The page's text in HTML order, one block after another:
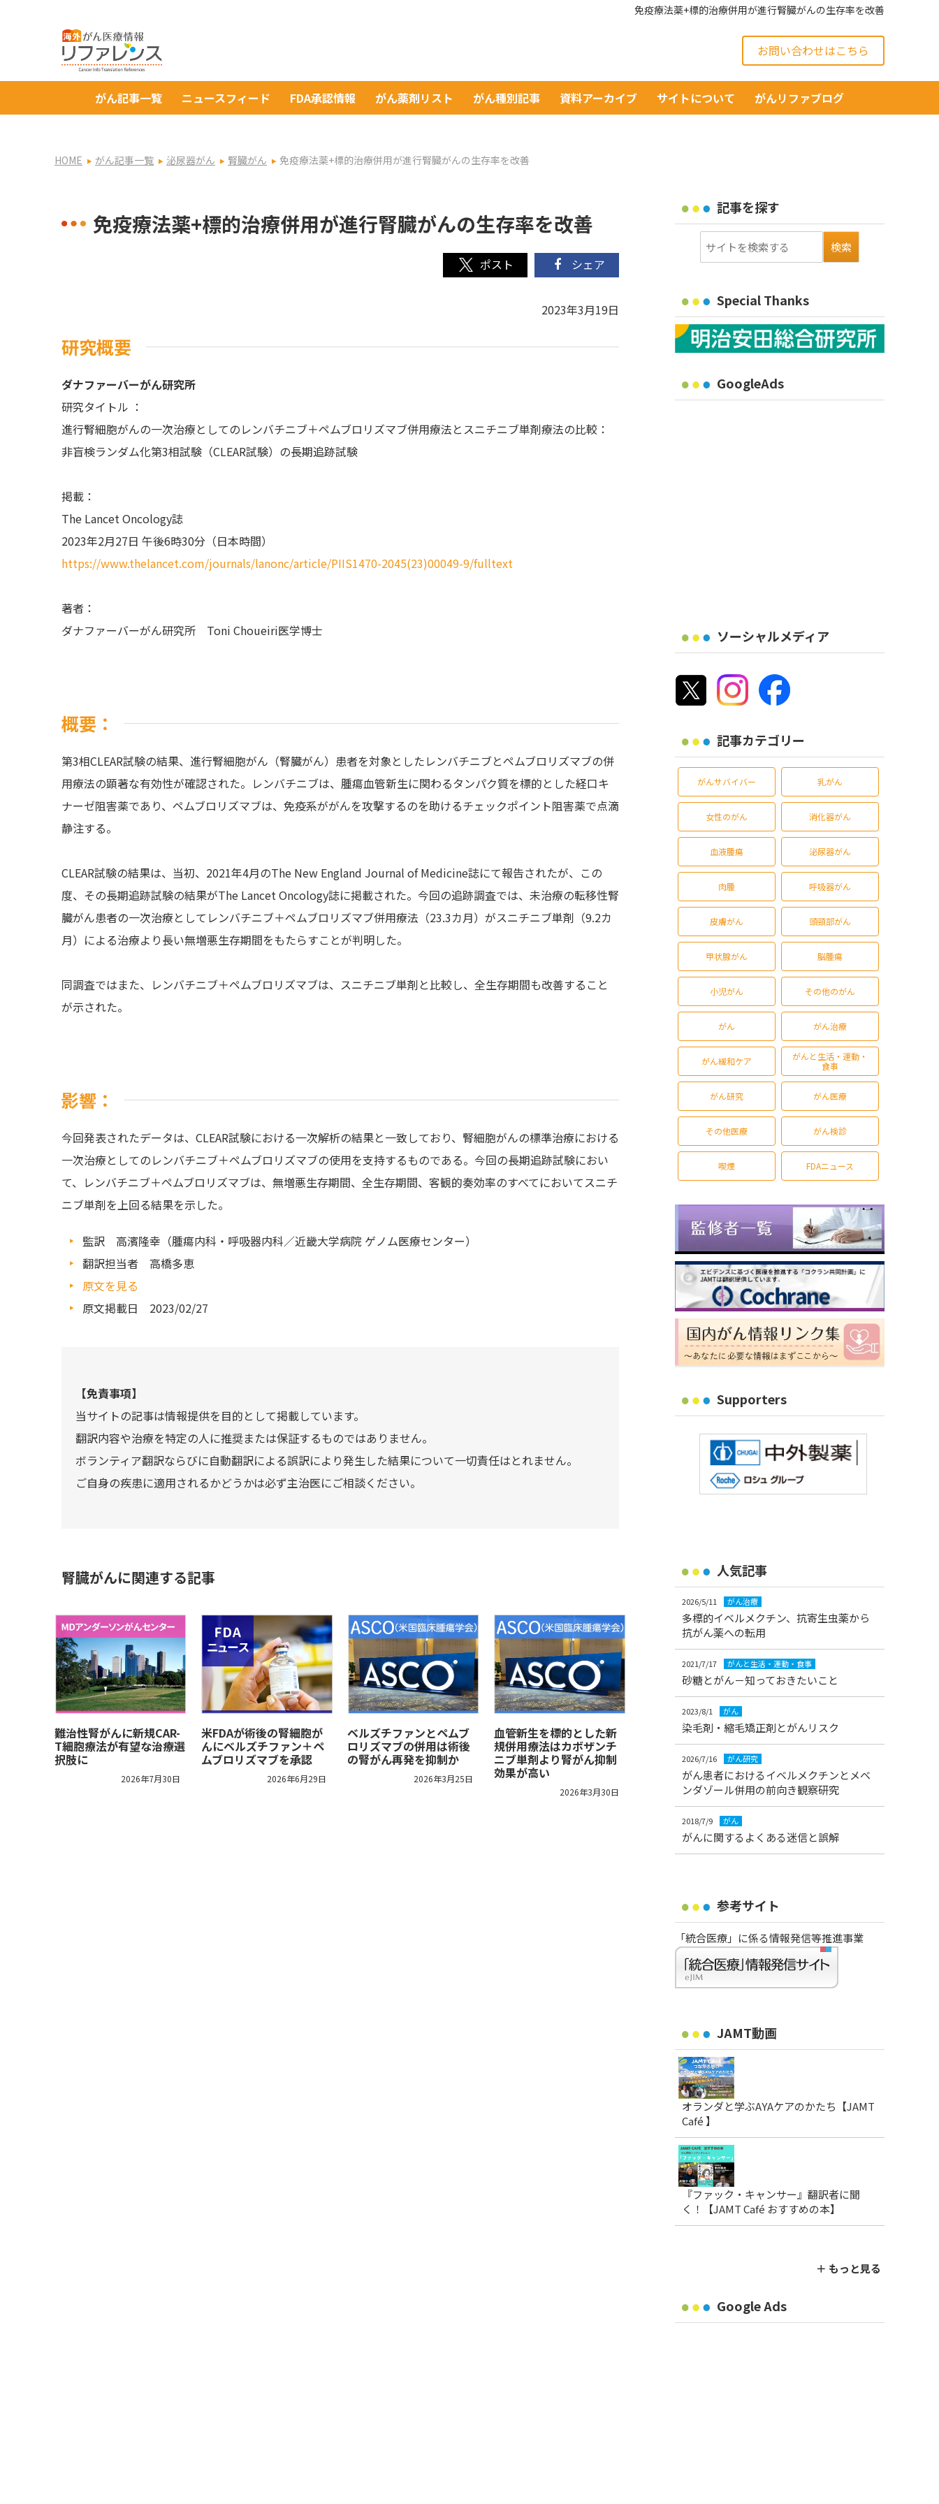
免疫療法薬+標的治療併用が進行腎臓がんの生存率を改善
お問い合わせはこちら
がん記事一覧 ニュースフィード FDA承認情報 がん薬剤リスト がん種別記事 資料アーカイブ サイトについて がんリファブログ
HOME がん記事一覧 泌尿器がん 腎臓がん 免疫療法薬+標的治療併用が進行腎臓がんの生存率を改善
免疫療法薬+標的治療併用が進行腎臓がんの生存率を改善
シェア
2023年3月19日
研究概要
ダナファーバーがん研究所
研究タイトル ：
進行腎細胞がんの一次治療としてのレンバチニブ＋ペムブロリズマブ併用療法とスニチニブ単剤療法の比較：
非盲検ランダム化第3相試験（CLEAR試験）の長期追跡試験
掲載：
The Lancet Oncology誌
2023年2月27日 午後6時30分（日本時間）
https://www.thelancet.com/journals/lanonc/article/PIIS1470-2045(23)00049-9/fulltext
著者：
ダナファーバーがん研究所 Toni Choueiri医学博士
概要：
第3相CLEAR試験の結果、進行腎細胞がん（腎臓がん）患者を対象としたレンバチニブとペムブロリズマブの併
用療法の顕著な有効性が確認された。レンバチニブは、腫瘍血管新生に関わるタンパク質を標的とした経口キ
ナーゼ阻害薬であり、ペムブロリズマブは、免疫系ががんを攻撃するのを助けるチェックポイント阻害薬で点滴
静注する。
CLEAR試験の結果は、当初、2021年4月のThe New England Journal of Medicine誌にて報告されたが、この
度、その長期追跡試験の結果がThe Lancet Oncology誌に掲載された。今回の追跡調査では、未治療の転移性腎
臓がん患者の一次治療としてレンバチニブ＋ペムブロリズマブ併用療法（23.3カ月）がスニチニブ単剤（9.2カ
月）による治療より長い無増悪生存期間をもたらすことが判明した。
同調査ではまた、レンバチニブ＋ペムブロリズマブは、スニチニブ単剤と比較し、全生存期間も改善すること
が示された。
影響：
今回発表されたデータは、CLEAR試験における一次解析の結果と一致しており、腎細胞がんの標準治療における
一次治療としてのレンバチニブ＋ペムブロリズマブの使用を支持するものである。今回の長期追跡試験におい
て、レンバチニブ＋ペムブロリズマブは、無増悪生存期間、全生存期間、客観的奏効率のすべてにおいてスニチ
ニブ単剤を上回る結果を示した。
監訳 高濱隆幸（腫瘍内科・呼吸器内科／近畿大学病院 ゲノム医療センター）
翻訳担当者 高橋多恵
原文を見る
原文掲載日 2023/02/27
【免責事項】
当サイトの記事は情報提供を目的として掲載しています。
翻訳内容や治療を特定の人に推奨または保証するものではありません。
ボランティア翻訳ならびに自動翻訳による誤訳により発生した結果について一切責任はとれません。
ご自身の疾患に適用されるかどうかは必ず主治医にご相談ください。
腎臓がんに関連する記事
難治性腎がんに新規CAR-
T細胞療法が有望な治療選
択肢に
2026年7月30日
米FDAが術後の腎細胞が
んにベルズチファン＋ペ
ムブロリズマブを承認
2026年6月29日
ベルズチファンとペムブ
ロリズマブの併用は術後
の腎がん再発を抑制か
2026年3月25日
血管新生を標的とした新
規併用療法はカボザンチ
ニブ単剤より腎がん抑制
効果が高い
2026年3月30日
記事を探す
Special Thanks
GoogleAds
ソーシャルメディア
記事カテゴリー
がんサバイバー 乳がん
女性のがん 消化器がん
血液腫瘍 泌尿器がん
肉腫 呼吸器がん
皮膚がん 頭頸部がん
甲状腺がん 脳腫瘍
小児がん その他のがん
がん がん治療
がん緩和ケア
がんと生活・運動・
食事
がん研究 がん医療
その他医療 がん検診
喫煙 FDAニュース
Supporters
人気記事
2026/5/11 がん治療
多標的イベルメクチン、抗寄生虫薬から
抗がん薬への転用
2021/7/17 がんと生活・運動・食事
砂糖とがん－知っておきたいこと
2023/8/1 がん
染毛剤・縮毛矯正剤とがんリスク
2026/7/16 がん研究
がん患者におけるイベルメクチンとメベ
ンダゾール併用の前向き観察研究
2018/7/9 がん
がんに関するよくある迷信と誤解
参考サイト
「統合医療」に係る情報発信等推進事業
JAMT動画
オランダと学ぶAYAケアのかたち【JAMT
Café 】
『ファック・キャンサー』翻訳者に聞
く！【JAMT Café おすすめの本】
＋ もっと見る
Google Ads